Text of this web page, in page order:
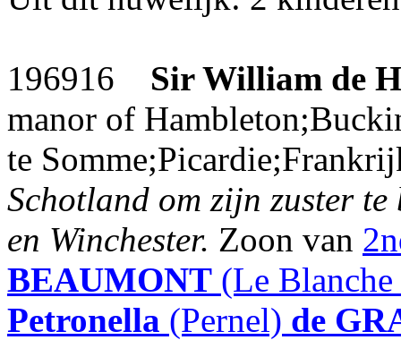
196916 Sir William de
manor of
te
Schotland om zijn zuster
en Winchester. Zoon van
BEAUMONT (Le
Petronella (Pernel) de